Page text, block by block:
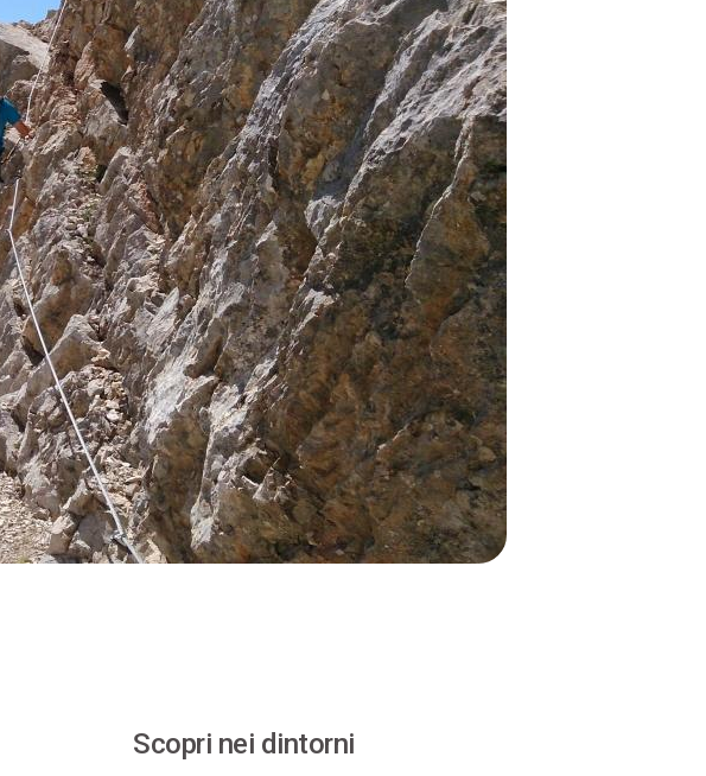
Scopri nei dintorni